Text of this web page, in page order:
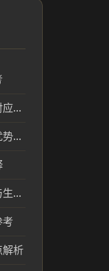
恍若隔世是什么生肖_恍若隔世对应的传统生肖文化解读
双子座为什么对细节敏感_性格优势解析
骑上扬州鹤是什么生肖_扬州鹤与生肖的传统联系解读
考
解析